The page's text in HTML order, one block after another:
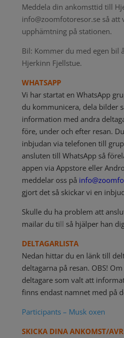
Meddela din ankomsttid till
info@zoomfotoresor.se så att
upphämtning på stationen.
Bil: Kommer du med egen bil
Hjerkinn Fjellstue.
WHATSAPP
Vi har startat en WhatsApp
du kommunicera, dela bilder
information med andra
före, under och efter resan.
inbjudan via telefonen till
ansluten till WhatsApp så
appen via Appstore eller
meddelar oss på
gjort det så skickar vi en
Skulle du ha problem att
mailar du till så hjälper han
DELTAGARLISTA
Nedan hittar du en länk till
deltagarna på resan. OBS!
deltagare som valt att
finns endast namnet med på
Participants – Musk oxen
SKICKA DINA ANKOMST/